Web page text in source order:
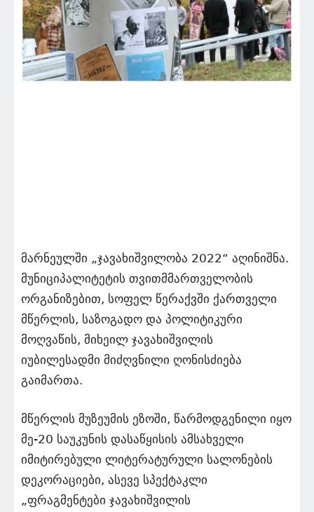
მარნეულში „ჯავახიშვილობა 2022“ აღინიშნა.
მუნიციპალიტეტის თვითმმართველობის
ორგანიზებით, სოფელ წერაქვში ქართველი
მწერლის, საზოგადო და პოლიტიკური
მოღვაწის, მიხეილ ჯავახიშვილის
იუბილესადმი მიძღვნილი ღონისძიება
გაიმართა.
მწერლის მუზეუმის ეზოში, წარმოდგენილი იყო
მე-20 საუკუნის დასაწყისის ამსახველი
იმიტირებული ლიტერატურული სალონების
დეკორაციები, ასევე სპექტაკლი
„ფრაგმენტები ჯავახიშვილის